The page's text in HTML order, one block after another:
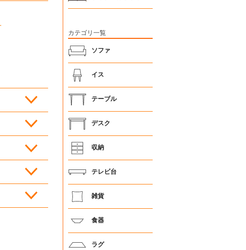
カテゴリ一覧
ソファ
イス
テーブル
デスク
収納
テレビ台
雑貨
食器
ラグ